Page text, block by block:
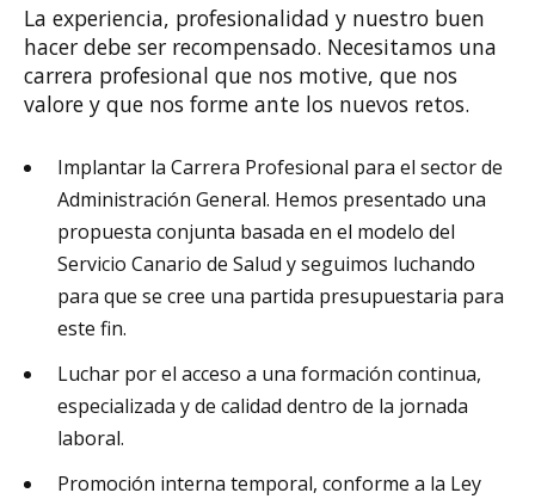
La experiencia, profesionalidad y nuestro buen
hacer debe ser recompensado. Necesitamos una
carrera profesional que nos motive, que nos
valore y que nos forme ante los nuevos retos.
Implantar la Carrera Profesional para el sector de
Administración General. Hemos presentado una
propuesta conjunta basada en el modelo del
Servicio Canario de Salud y seguimos luchando
para que se cree una partida presupuestaria para
este fin.
Luchar por el acceso a una formación continua,
especializada y de calidad dentro de la jornada
laboral.
Promoción interna temporal, conforme a la Ley